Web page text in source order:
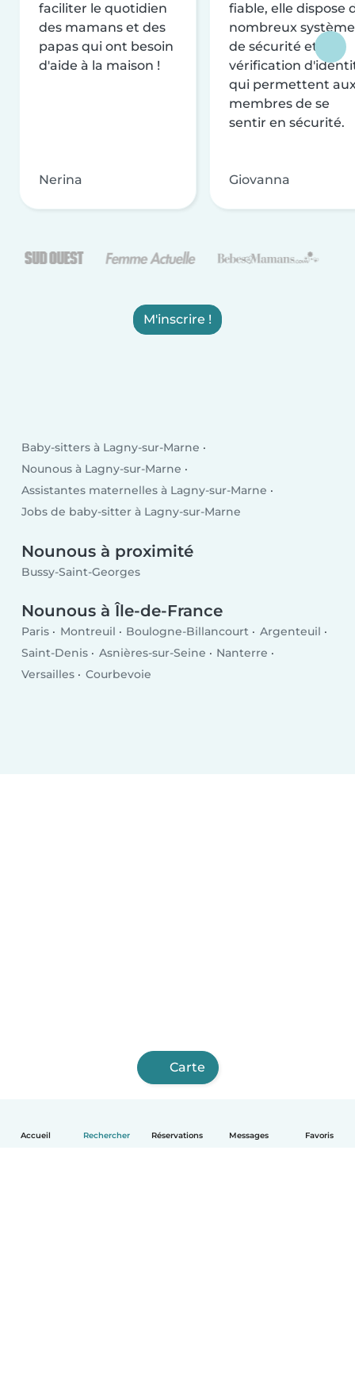
Accueil Rechercher Réservations Messages Favoris
faciliter le quotidien
des mamans et des
papas qui ont besoin
d'aide à la maison !
Nerina
fiable, elle dispose
nombreux
de sécurité et de
vérification
qui permettent
membres de se
sentir en sécurité.
Giovanna
M'inscrire !
Baby-sitters à Lagny-sur-Marne
Nounous à Lagny-sur-Marne
Assistantes maternelles à Lagny-sur-Marne
Jobs de baby-sitter à Lagny-sur-Marne
Nounous à proximité
Bussy-Saint-Georges
Nounous à Île-de-France
Paris Montreuil Boulogne-Billancourt
Argenteuil
Saint-Denis
Asnières-sur-Seine
Nanterre
Versailles
Courbevoie
Carte